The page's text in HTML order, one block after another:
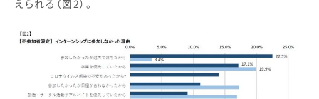
えられる（図2）。